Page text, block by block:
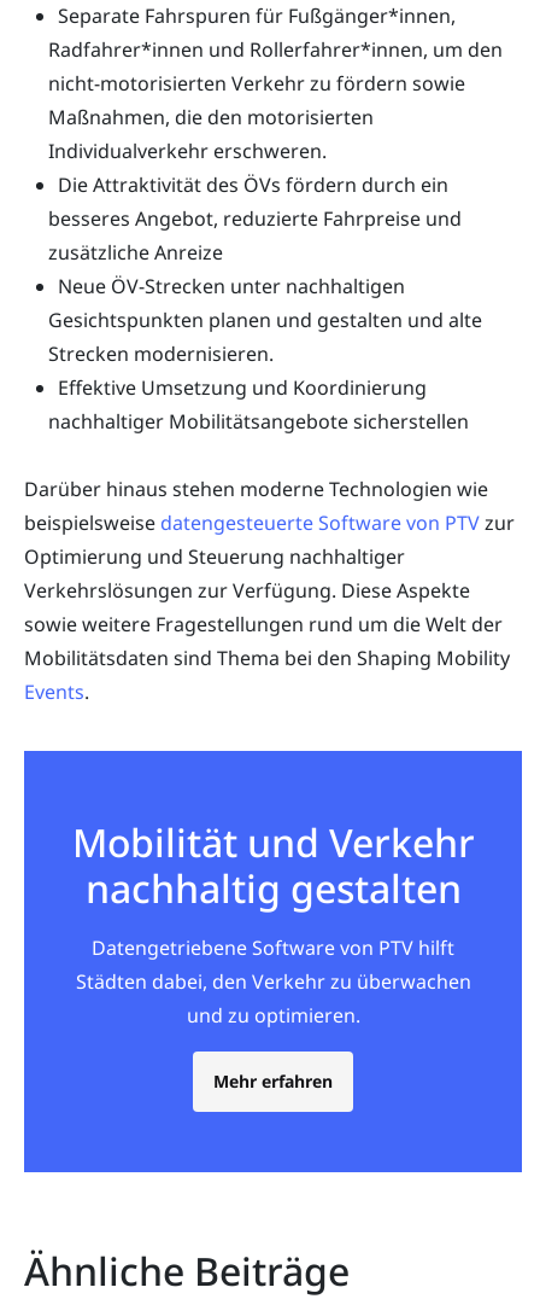
Separate Fahrspuren für Fußgänger*innen,
Radfahrer*innen und Rollerfahrer*innen, um den
nicht-motorisierten Verkehr zu fördern sowie
Maßnahmen, die den motorisierten
Individualverkehr erschweren.
Die Attraktivität des ÖVs fördern durch ein
besseres Angebot, reduzierte Fahrpreise und
zusätzliche Anreize
Neue ÖV-Strecken unter nachhaltigen
Gesichtspunkten planen und gestalten und alte
Strecken modernisieren.
Effektive Umsetzung und Koordinierung
nachhaltiger Mobilitätsangebote sicherstellen
Darüber hinaus stehen moderne Technologien wie
beispielsweise datengesteuerte Software von PTVzur
Optimierung und Steuerung nachhaltiger
Verkehrslösungen zur Verfügung. Diese Aspekte
sowie weitere Fragestellungen rund um die Welt der
Mobilitätsdaten sind Thema bei den Shaping Mobility
Events.
Mobilität und Verkehr
nachhaltig gestalten
Datengetriebene Software von PTV hilft
Städten dabei, den Verkehr zu überwachen
und zu optimieren.
Mehr erfahren
Ähnliche Beiträge